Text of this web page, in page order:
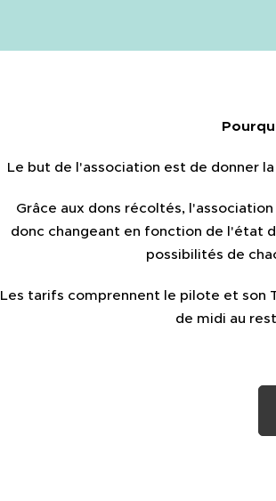
Le but de l'association est de donner
Grâce aux dons récoltés,
donc changeant en fonction de l'état
possibilités de
Les tarifs comprennent le pilote et son
de midi au